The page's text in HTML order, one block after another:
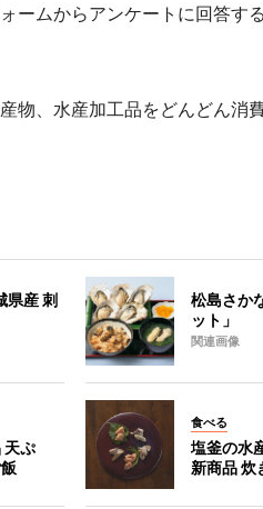
ームからアンケートに回答す
物、水産加工品をどんどん消
県産 刺
松島さか
ット」
関連画像
天ぷ
食べる
塩釜の水
新商品 炊